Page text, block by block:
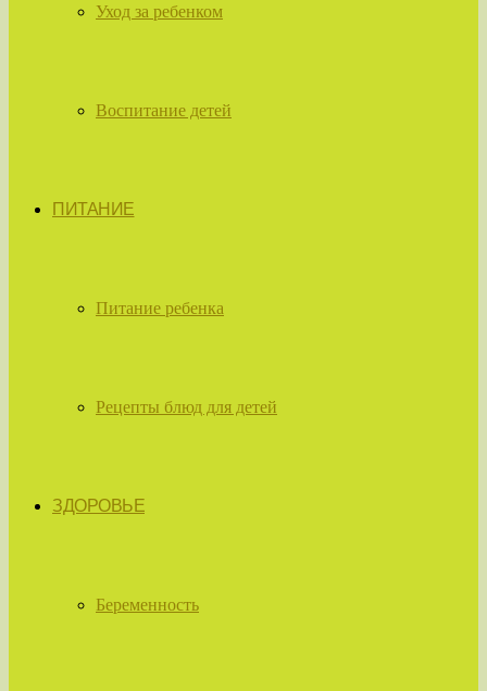
Уход за ребенком
Воспитание детей
ПИТАНИЕ
Питание ребенка
Рецепты блюд для детей
ЗДОРОВЬЕ
Беременность